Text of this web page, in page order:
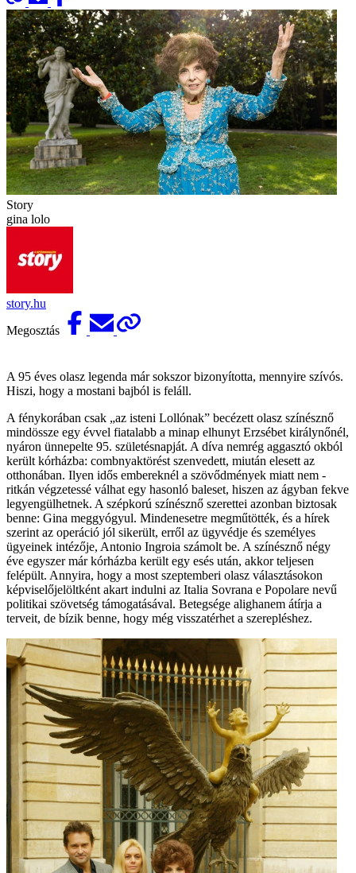
Story
gina lolo
story.hu
Megosztás
A 95 éves olasz legenda már sokszor bizonyította, mennyire szívós.
Hiszi, hogy a mostani bajból is feláll.
A fénykorában csak „az isteni Lollónak” becézett olasz színésznő
mindössze egy évvel fiatalabb a minap elhunyt ­Erzsébet királynőnél,
nyáron ünnepelte 95. születésnapját. A díva nemrég aggasztó okból
került kórházba: combnyaktörést szenvedett, miután elesett az
otthonában. Ilyen idős embereknél a szövődmények miatt nem ­
ritkán végzetessé válhat egy hasonló baleset, hiszen az ágyban fekve
legyengülhetnek. A szépkorú színésznő szerettei azonban biztosak
benne: Gina meggyógyul. Mindenesetre megműtötték, és a hírek
szerint az operáció jól sikerült, erről az ügyvédje és személyes
ügyeinek intézője, Antonio Ingroia számolt be. A színésznő négy
éve egyszer már kórházba került egy esés után, akkor teljesen
felépült. Annyira, hogy a most szeptemberi olasz választásokon
képviselőjelöltként akart indulni az Italia Sovrana e Popolare nevű
politikai szövetség támo­gatásával. Betegsége alighanem átírja a
terveit, de bízik benne, hogy még visszatérhet a szerepléshez.